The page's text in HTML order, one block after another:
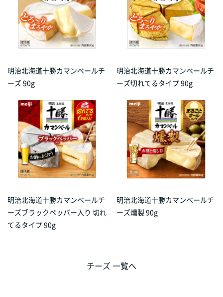
明治北海道十勝カマンベールチ
ーズ 90g
明治北海道十勝カマンベールチ
ーズ切れてるタイプ 90g
明治北海道十勝カマンベールチ
ーズブラックペッパー入り 切れ
てるタイプ 90g
明治北海道十勝カマンベールチ
ーズ燻製 90g
チーズ 一覧へ